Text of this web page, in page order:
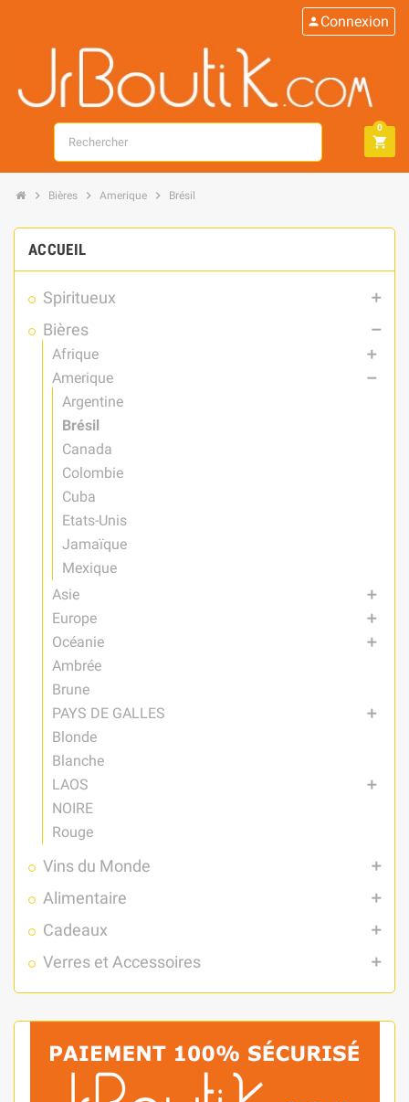
person Connexion
shopping_cart
0
chevron_right Bières chevron_right Amerique chevron_right Brésil
ACCUEIL
Spiritueux add
Bières remove
Afrique add
Amerique remove
Argentine
Brésil
Canada
Colombie
Cuba
Etats-Unis
Jamaïque
Mexique
Asie
add
Europe add
Océanie add
Ambrée
Brune
PAYS DE GALLES
add
Blonde
Blanche
LAOS
add
NOIRE
Rouge
Vins du Monde add
Alimentaire add
Cadeaux add
Verres et Accessoires add